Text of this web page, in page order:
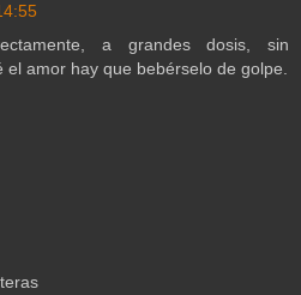
a grandes dosis, sin
el amor hay que bebérselo de golpe.